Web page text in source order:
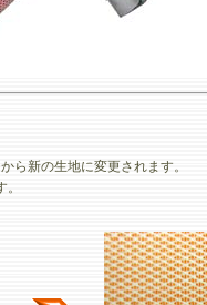
ら新の生地に変更されます。